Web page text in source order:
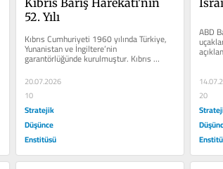
52. Yılı
Kıbrıs Cumhuriyeti 1960 yılında Türkiye,
Yunanistan ve İngiltere’nin
garantörlüğünde kurulmuştur. Kıbrıs
Cumhuriyeti'nin...
20.07.2026
10
Stratejik
Düşünce
Enstitüsü
ABD
etti....
20